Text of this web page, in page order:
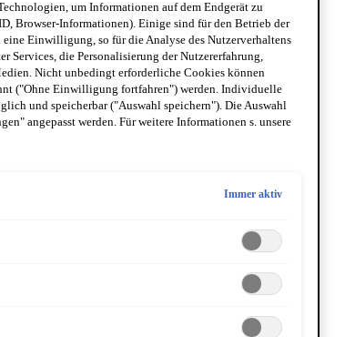
um Informationen auf dem Endgerät zu
Browser-Informationen). Einige sind für den Betrieb der
Einwilligung, so für die Analyse des Nutzerverhaltens
Services, die Personalisierung der Nutzererfahrung,
Nicht unbedingt erforderliche Cookies können
("Ohne Einwilligung fortfahren") werden. Individuelle
und speicherbar ("Auswahl speichern"). Die Auswahl
angepasst werden. Für weitere Informationen s. unsere
Immer aktiv